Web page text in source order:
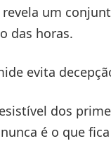
revela um
das horas.
evita
dos
é o que